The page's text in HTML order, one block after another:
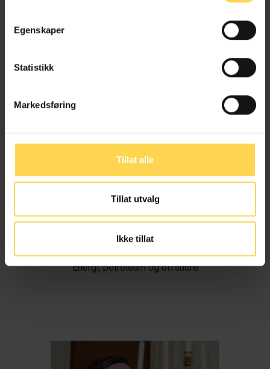
Egenskaper
Statistikk
Markedsføring
Tillat alle
Tillat utvalg
Ikke tillat
Energi, petroleum og offshore